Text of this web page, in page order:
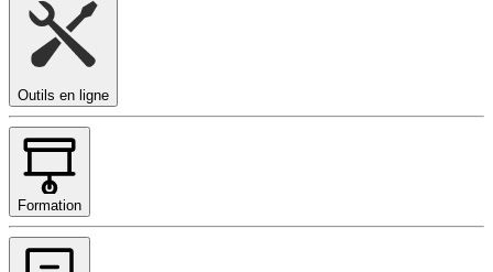
Outils en ligne
Formation